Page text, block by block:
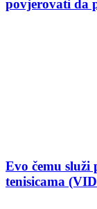
povjerovati da
Evo čemu služi
tenisicama